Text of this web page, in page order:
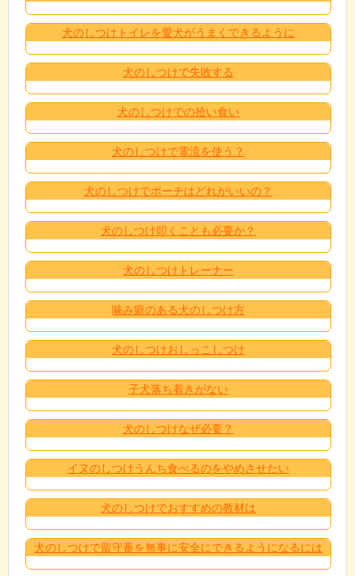
犬のしつけトイレを愛犬がうまくできるように
犬のしつけで失敗する
犬のしつけでの拾い食い
犬のしつけで電流を使う？
犬のしつけでポーチはどれがいいの？
犬のしつけ叩くことも必要か？
犬のしつけトレーナー
噛み癖のある犬のしつけ方
犬のしつけおしっこしつけ
子犬落ち着きがない
犬のしつけなぜ必要？
イヌのしつけうんち食べるのをやめさせたい
犬のしつけでおすすめの教材は
犬のしつけで留守番を無事に安全にできるようになるには